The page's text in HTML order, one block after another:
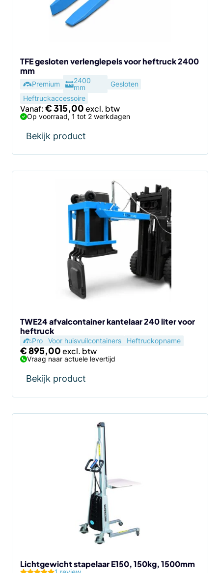
TFE gesloten verlenglepels voor heftruck 2400
mm
Premium
2400
mm
Gesloten
Heftruckaccessoire
Vanaf:€315,00
Op voorraad, 1 tot 2 werkdagen
Bekijk product
de
productpagina
TWE24 afvalcontainer kantelaar 240 liter voor
heftruck
Pro Voor huisvuilcontainers Heftruckopname
€895,00
Vraag naar actuele levertijd
Bekijk product
Lichtgewicht stapelaar E150, 150kg, 1500mm